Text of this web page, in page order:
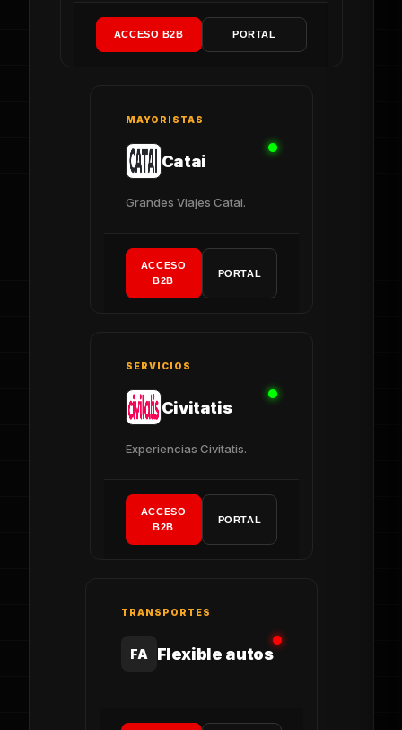
ACCESO B2B PORTAL
MAYORISTAS
Catai
Grandes Viajes Catai.
ACCESO
B2B
PORTAL
SERVICIOS
Civitatis
Experiencias Civitatis.
ACCESO
B2B
PORTAL
TRANSPORTES
FA Flexible autos